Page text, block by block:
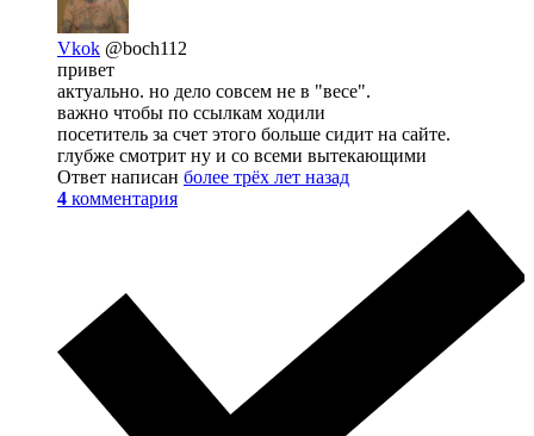
Vkok @boch112
привет
актуально. но дело совсем не в "весе".
важно чтобы по ссылкам ходили
посетитель за счет этого больше сидит на сайте.
глубже смотрит ну и со всеми вытекающими
Ответ написан более трёх лет назад
4 комментария